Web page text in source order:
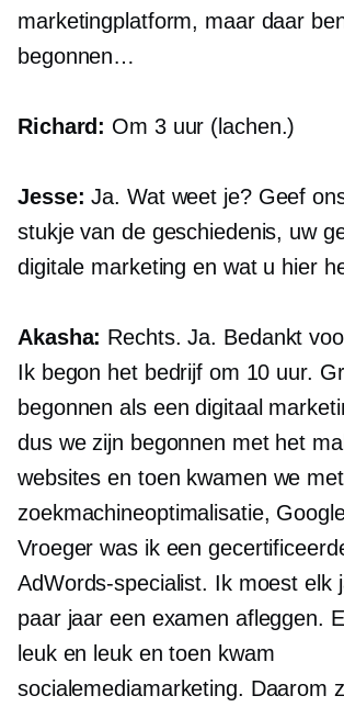
marketingplatform, maar daar
begonnen…
Richard: Om 3 uur (lachen.)
Jesse: Ja. Wat weet je? Geef
stukje van de geschiedenis, uw
digitale marketing en wat u hier
Akasha: Rechts. Ja. Bedankt
Ik begon het bedrijf om 10 uur.
begonnen als een digitaal
dus we zijn begonnen met het
websites en toen kwamen we
zoekmachineoptimalisatie,
Vroeger was ik een
AdWords-specialist. Ik moest elk
paar jaar een examen afleggen.
leuk en leuk en toen kwam
socialemediamarketing. Daarom